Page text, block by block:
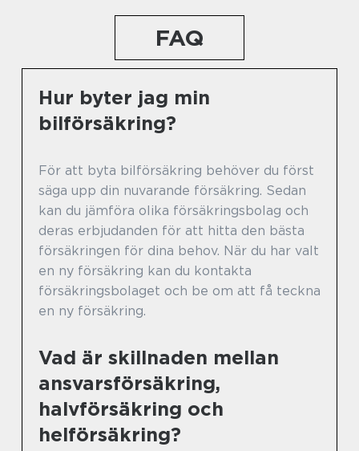
FAQ
Hur byter jag min
bilförsäkring?
För att byta bilförsäkring behöver du först
säga upp din nuvarande försäkring. Sedan
kan du jämföra olika försäkringsbolag och
deras erbjudanden för att hitta den bästa
försäkringen för dina behov. När du har valt
en ny försäkring kan du kontakta
försäkringsbolaget och be om att få teckna
en ny försäkring.
Vad är skillnaden mellan
ansvarsförsäkring,
halvförsäkring och
helförsäkring?